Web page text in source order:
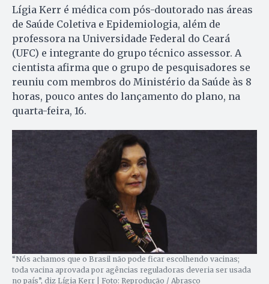
Lígia Kerr é médica com pós-doutorado nas áreas
de Saúde Coletiva e Epidemiologia, além de
professora na Universidade Federal do Ceará
(UFC) e integrante do grupo técnico assessor. A
cientista afirma que o grupo de pesquisadores se
reuniu com membros do Ministério da Saúde às 8
horas, pouco antes do lançamento do plano, na
quarta-feira, 16.
“Nós achamos que o Brasil não pode ficar escolhendo vacinas;
toda vacina aprovada por agências reguladoras deveria ser usada
no país”, diz Lígia Kerr | Foto: Reprodução / Abrasco